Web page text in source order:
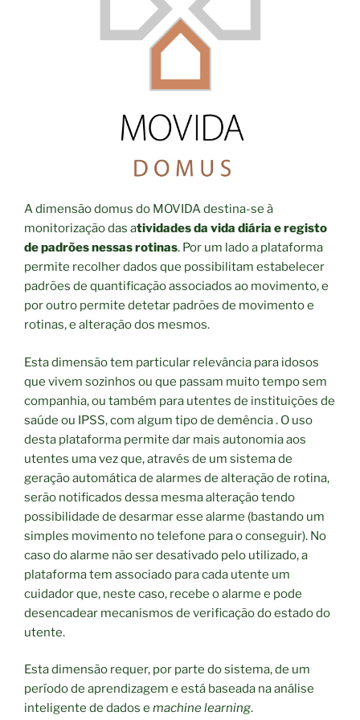
A dimensão domus do MOVIDA destina-se à
monitorização das atividades da vida diária e registo
de padrões nessas rotinas. Por um lado a plataforma
permite recolher dados que possibilitam estabelecer
padrões de quantificação associados ao movimento, e
por outro permite detetar padrões de movimento e
rotinas, e alteração dos mesmos.
Esta dimensão tem particular relevância para idosos
que vivem sozinhos ou que passam muito tempo sem
companhia, ou também para utentes de instituições de
saúde ou IPSS, com algum tipo de demência . O uso
desta plataforma permite dar mais autonomia aos
utentes uma vez que, através de um sistema de
geração automática de alarmes de alteração de rotina,
serão notificados dessa mesma alteração tendo
possibilidade de desarmar esse alarme (bastando um
simples movimento no telefone para o conseguir). No
caso do alarme não ser desativado pelo utilizado, a
plataforma tem associado para cada utente um
cuidador que, neste caso, recebe o alarme e pode
desencadear mecanismos de verificação do estado do
utente.
Esta dimensão requer, por parte do sistema, de um
período de aprendizagem e está baseada na análise
inteligente de dados e machine learning.